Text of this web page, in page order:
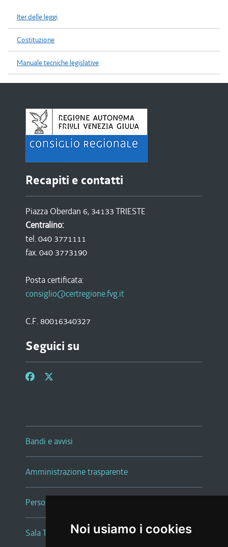
Noi usiamo i cookies
Iter delle leggi
Costituzione
Manuale tecniche legislative
Recapiti e contatti
Piazza Oberdan 6, 34133 TRIESTE
Centralino:
tel. 040 3771111
fax. 040 3773190
Posta certificata:
consiglio@certregione.fvg.it
C.F. 80016340327
Seguici su
Bandi e avvisi
Amministrazione trasparente
Persone e Uffici
Sala Tiziano Tessitori